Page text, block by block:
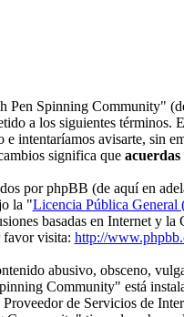
Pen Spinning Community"
a los siguientes
intentaríamos avisarte, sin
significa que acuerdas
por phpBB (de aquí en
la "Licencia Pública General
basadas en Internet y
visita: http://
abusivo, obsceno,
Community" está
de Servicios de